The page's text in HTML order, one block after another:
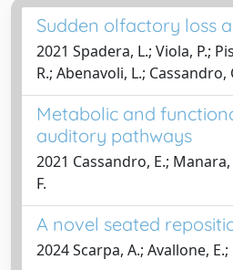
Sudden olfactory loss
2021 Spadera, L.; Viola, P.;
R.; Abenavoli, L.; Cassandro,
Metabolic and
auditory pathways
2021 Cassandro, E.;
F.
A novel seated
2024 Scarpa, A.; Avallone,